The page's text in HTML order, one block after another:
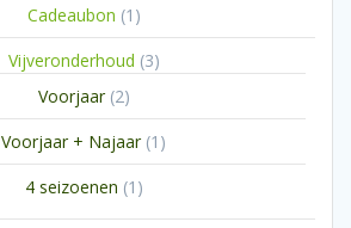
Cadeaubon 1 1
product
Vijveronderhoud 33
Voorjaar 22
producten
Voorjaar + Najaar 1 1
product
4 seizoenen 1 1